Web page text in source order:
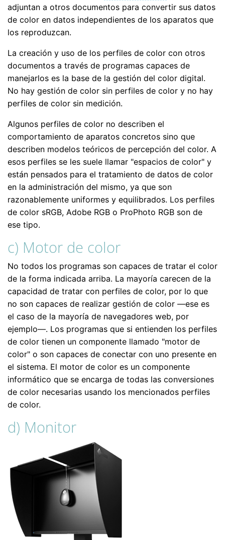
adjuntan a otros documentos para convertir sus datos
de color en datos independientes de los aparatos que
los reproduzcan.
La creación y uso de los perfiles de color con otros
documentos a través de programas capaces de
manejarlos es la base de la gestión del color digital.
No hay gestión de color sin perfiles de color y no hay
perfiles de color sin medición.
Algunos perfiles de color no describen el
comportamiento de aparatos concretos sino que
describen modelos teóricos de percepción del color. A
esos perfiles se les suele llamar "espacios de color" y
están pensados para el tratamiento de datos de color
en la administración del mismo, ya que son
razonablemente uniformes y equilibrados. Los perfiles
de color sRGB, Adobe RGB o ProPhoto RGB son de
ese tipo.
c) Motor de color
No todos los programas son capaces de tratar el color
de la forma indicada arriba. La mayoría carecen de la
capacidad de tratar con perfiles de color, por lo que
no son capaces de realizar gestión de color —ese es
el caso de la mayoría de navegadores web, por
ejemplo—. Los programas que si entienden los perfiles
de color tienen un componente llamado "motor de
color" o son capaces de conectar con uno presente en
el sistema. El motor de color es un componente
informático que se encarga de todas las conversiones
de color necesarias usando los mencionados perfiles
de color.
d) Monitor